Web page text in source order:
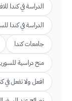
الدراسة في كندا
الدراسة في كندا
جامعات كندا
منح دراسية
افعل ولا تفعل في